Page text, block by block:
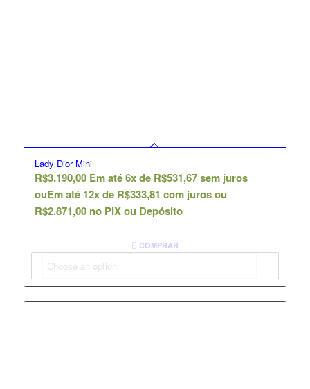
Lady Dior Mini
R$3.190,00 Em até 6x de R$531,67sem juros
ouEm até 12x de R$333,81 com juros ou
R$2.871,00 no PIX ou Depósito
COMPRAR